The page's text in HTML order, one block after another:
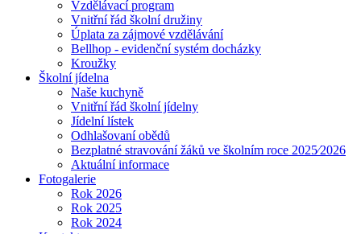
Vzdělávací program
Vnitřní řád školní družiny
Úplata za zájmové vzdělávání
Bellhop - evidenční systém docházky
Kroužky
Školní jídelna
Naše kuchyně
Vnitřní řád školní jídelny
Jídelní lístek
Odhlašovaní obědů
Bezplatné stravování žáků ve školním roce 2025⁄2026
Aktuální informace
Fotogalerie
Rok 2026
Rok 2025
Rok 2024